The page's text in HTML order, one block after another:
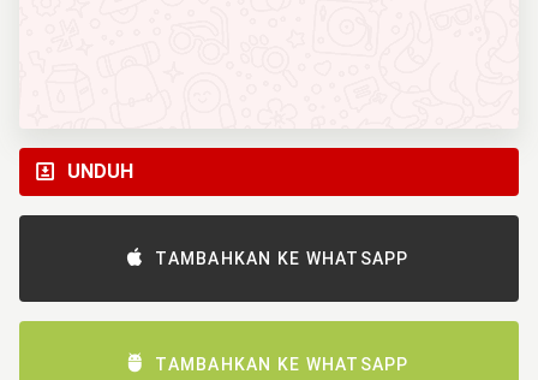
UNDUH
TAMBAHKAN KE WHATSAPP
TAMBAHKAN KE WHATSAPP